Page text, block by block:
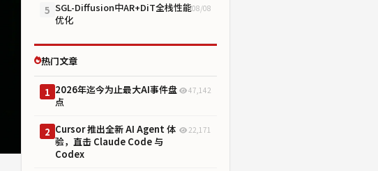
5 SGL-Diffusion中AR+DiT全栈性能
优化
08/08
热门文章
1 2026年迄今为止最大AI事件盘
点
47,142
2 Cursor 推出全新 AI Agent 体
验，直击 Claude Code 与
Codex
22,171